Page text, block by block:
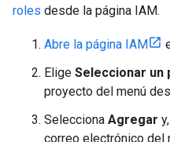
roles desde la página IAM.
Abre la página IAM
Elige Seleccionar un
proyecto del menú
Selecciona Agregar
correo electrónico del